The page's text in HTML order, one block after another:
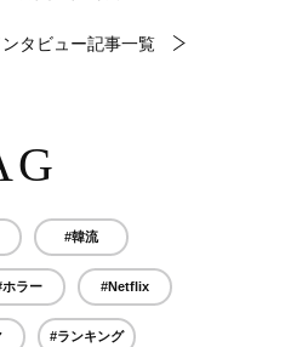
ンタビュー記事一覧
#韓流
ホラー #Netflix
#ランキング